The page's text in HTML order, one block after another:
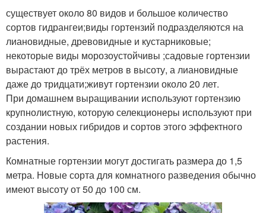
существует около 80 видов и большое количество
сортов гидрангеи;виды гортензий подразделяются на
лиановидные, древовидные и кустарниковые;
некоторые виды морозоустойчивы ;садовые гортензии
вырастают до трёх метров в высоту, а лиановидные
даже до тридцати;живут гортензии около 20 лет.
При домашнем выращивании используют гортензию
крупнолистную, которую селекционеры используют при
создании новых гибридов и сортов этого эффектного
растения.
Комнатные гортензии могут достигать размера до 1,5
метра. Новые сорта для комнатного разведения обычно
имеют высоту от 50 до 100 см.